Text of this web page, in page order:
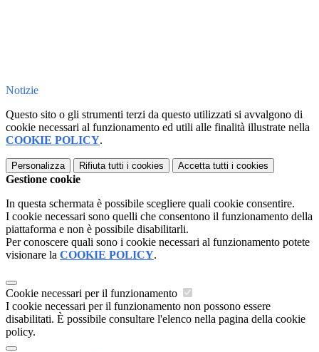
Notizie
Questo sito o gli strumenti terzi da questo utilizzati si avvalgono di
cookie necessari al funzionamento ed utili alle finalità illustrate nella
COOKIE POLICY.
Personalizza Rifiuta tutti i cookies Accetta tutti i cookies
Gestione cookie
In questa schermata è possibile scegliere quali cookie consentire.
I cookie necessari sono quelli che consentono il funzionamento della
piattaforma e non è possibile disabilitarli.
Per conoscere quali sono i cookie necessari al funzionamento potete
visionare la COOKIE POLICY.
Cookie necessari per il funzionamento
I cookie necessari per il funzionamento non possono essere
disabilitati. È possibile consultare l'elenco nella pagina della cookie
policy.